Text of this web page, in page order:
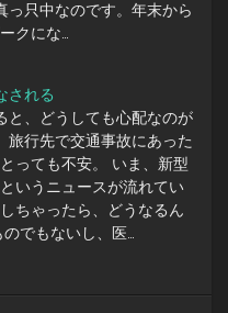
っ只中なのです。年末から
クにな…
される
と、どうしても心配なのが
旅行先で交通事故にあった
っても不安。 いま、新型
いうニュースが流れてい
ちゃったら、どうなるん
でもないし、医…